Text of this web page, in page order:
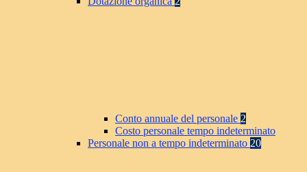
Conto annuale del personale 2
Costo personale tempo indeterminato
Personale non a tempo indeterminato 20